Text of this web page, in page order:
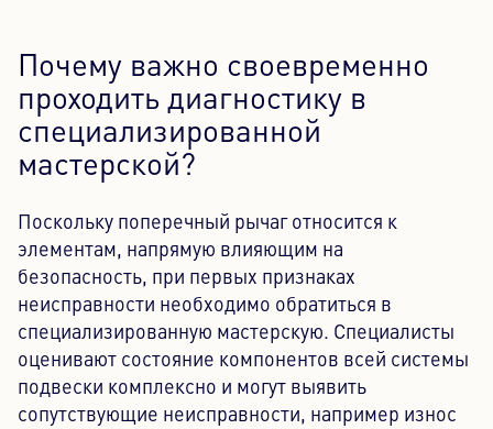
Почему важно своевременно
проходить диагностику в
специализированной
мастерской?
Поскольку поперечный рычаг относится к
элементам, напрямую влияющим на
безопасность, при первых признаках
неисправности необходимо обратиться в
специализированную мастерскую. Специалисты
оценивают состояние компонентов всей системы
подвески комплексно и могут выявить
сопутствующие неисправности, например износ